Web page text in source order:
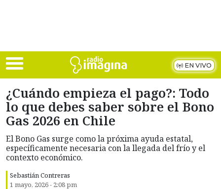
EN VIVO
¿Cuándo empieza el pago?: Todo
lo que debes saber sobre el Bono
Gas 2026 en Chile
El Bono Gas surge como la próxima ayuda estatal,
específicamente necesaria con la llegada del frío y el
contexto económico.
Sebastián Contreras
1 mayo, 2026 - 2:08 pm